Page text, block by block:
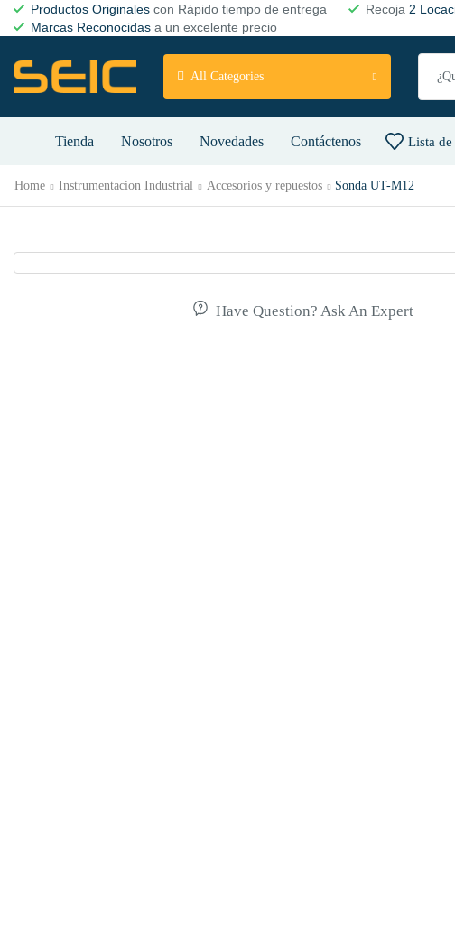
Productos Originales con Rápido tiempo de entrega Recoja 2
Marcas Reconocidas a un excelente precio
All Categories
Tienda Nosotros Novedades Contáctenos Lista de
Home Instrumentacion Industrial Accesorios y repuestos Sonda UT-M12
Have Question? Ask An Expert